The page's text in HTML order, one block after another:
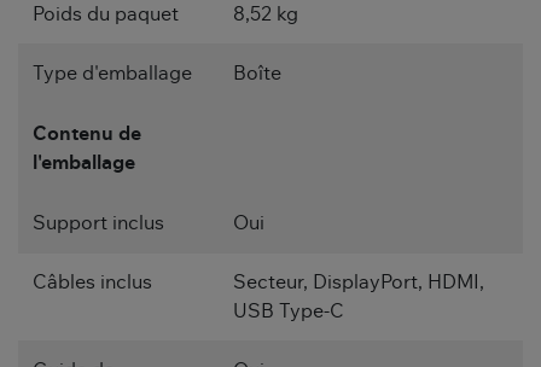
Poids du paquet 8,52 kg
Type d'emballage Boîte
Contenu de
l'emballage
Support inclus Oui
Câbles inclus
Secteur, DisplayPort, HDMI,
USB Type-C